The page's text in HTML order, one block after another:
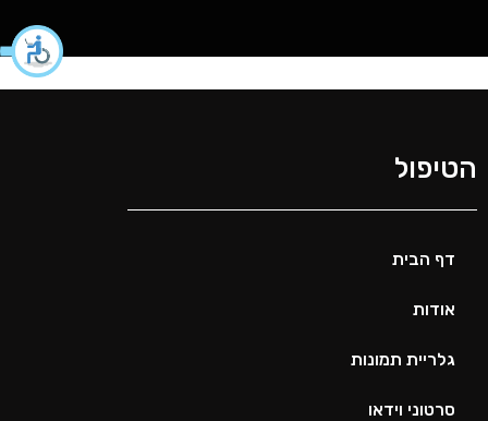
הטיפול
דף הבית
אודות
גלריית תמונות
סרטוני וידאו